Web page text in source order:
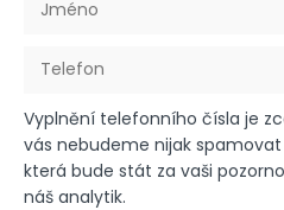
Vyplnění telefonního čísla je
vás nebudeme nijak
která bude stát za vaši
náš analytik.